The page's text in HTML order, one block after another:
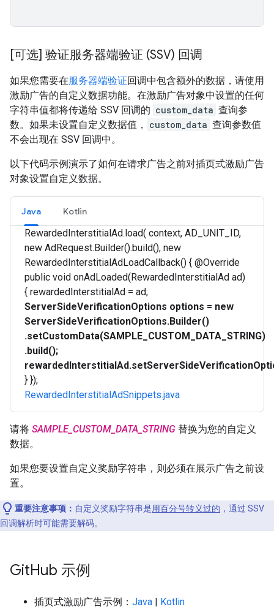
[可选] 验证服务器端验证 (SSV) 回调
如果您需要在服务器端验证回调中包含额外的数据，请使用
激励广告的自定义数据功能。在激励广告对象中设置的任何
字符串值都将传递给 SSV 回调的 custom_data 查询参
数。如果未设置自定义数据值，
custom_data 查询参数值
不会出现在 SSV 回调中。
以下代码示例演示了如何在请求广告之前对插页式激励广告
对象设置自定义数据。
Java Kotlin
RewardedInterstitialAd.load( context, AD_UNIT_ID,
new AdRequest.Builder().build(), new
RewardedInterstitialAdLoadCallback() { @Override
public void onAdLoaded(RewardedInterstitialAd ad)
{ rewardedInterstitialAd = ad;
ServerSideVerificationOptions options = new
ServerSideVerificationOptions.Builder()
.setCustomData(SAMPLE_CUSTOM_DATA_STRING)
.build();
} });
RewardedInterstitialAdSnippets.java
请将 SAMPLE_CUSTOM_DATA_STRING 替换为您的自定义
数据。
如果您要设置自定义奖励字符串，则必须在展示广告之前设
置。
重要注意事项： 自定义奖励字符串是用百分号转义过的 ，通过 SSV
回调解析时可能需要解码。
GitHub 示例
插页式激励广告示例： Java | Kotlin